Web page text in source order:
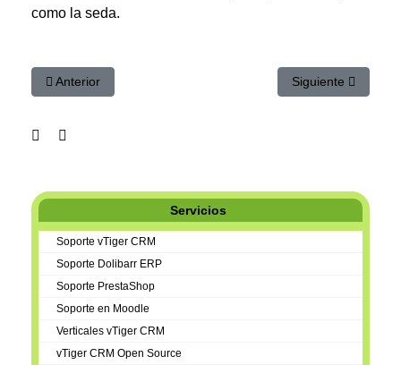
como la seda.
Artículo anterior: Moodle: El Ecosistema de E-learning
Anterior Artículo siguiente:
Siguiente
Servicios
Soporte vTiger CRM
Soporte Dolibarr ERP
Soporte PrestaShop
Soporte en Moodle
Verticales vTiger CRM
vTiger CRM Open Source